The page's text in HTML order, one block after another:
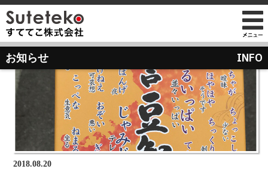
会社のこれまでとこれから
講演の依頼について
M&Aのご提案について
店舗のご案内
経営理念と使命
組織図
沿革
経営方針
過去の経営方針
取り組み
通販事業
自社PB製造販売事業
地域向け学生服販売
お知らせ
お知らせ INFO
2018.08.20